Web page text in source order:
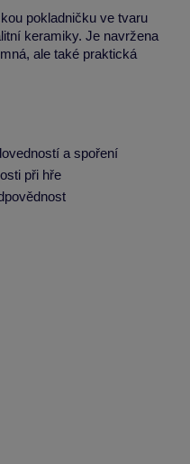
pokladničku ve tvaru
keramiky. Je navržena
ale také praktická
a spoření
při hře